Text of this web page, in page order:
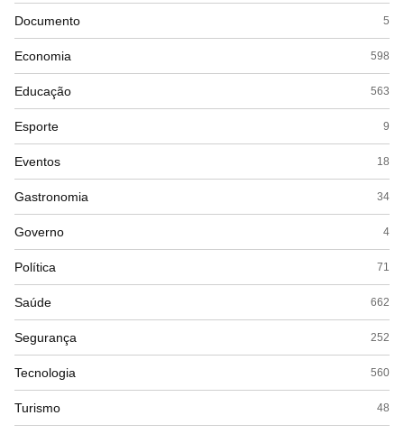
Documento 5
Economia 598
Educação 563
Esporte 9
Eventos 18
Gastronomia 34
Governo 4
Política 71
Saúde 662
Segurança 252
Tecnologia 560
Turismo 48